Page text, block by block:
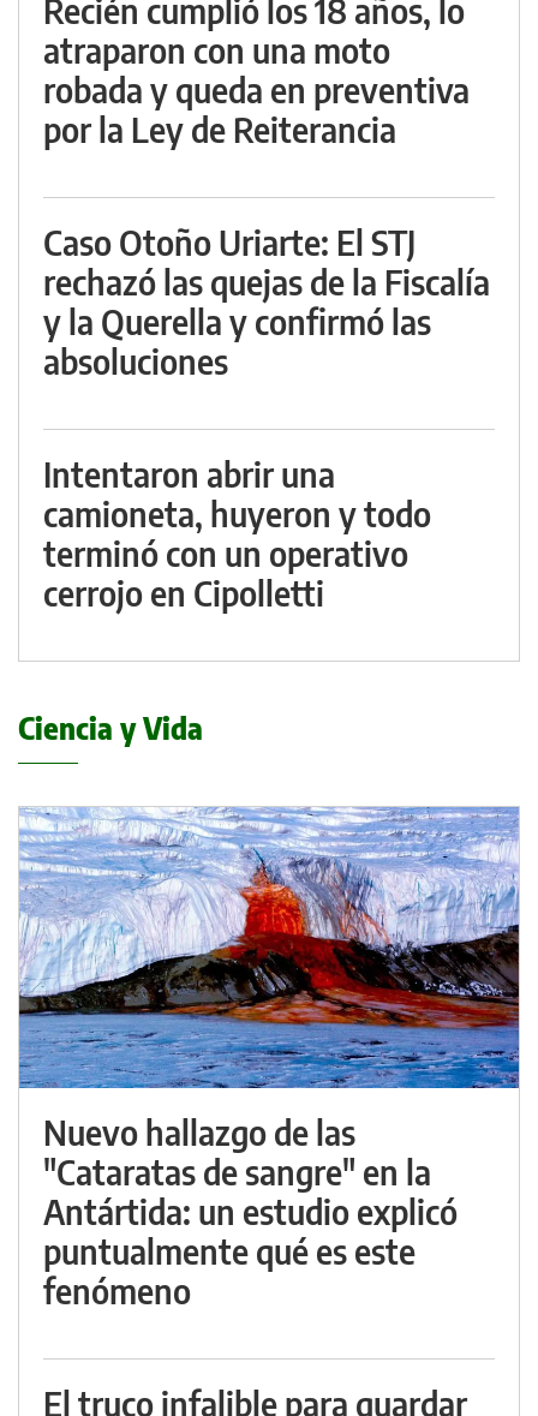
Recién cumplió los 18 años, lo
atraparon con una moto
robada y queda en preventiva
por la Ley de Reiterancia
Caso Otoño Uriarte: El STJ
rechazó las quejas de la Fiscalía
y la Querella y confirmó las
absoluciones
Intentaron abrir una
camioneta, huyeron y todo
terminó con un operativo
cerrojo en Cipolletti
Ciencia y Vida
Nuevo hallazgo de las
"Cataratas de sangre" en la
Antártida: un estudio explicó
puntualmente qué es este
fenómeno
El truco infalible para guardar